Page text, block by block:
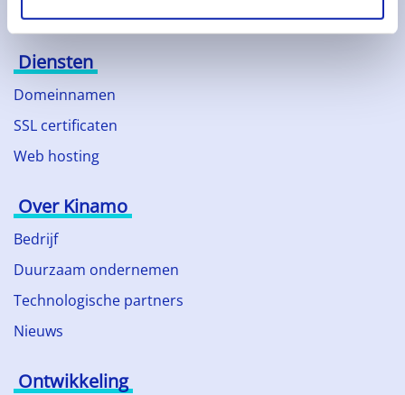
Cloudopslag
Diensten
Domeinnamen
SSL certificaten
Web hosting
Over Kinamo
Bedrijf
Duurzaam ondernemen
Technologische partners
Nieuws
Ontwikkeling